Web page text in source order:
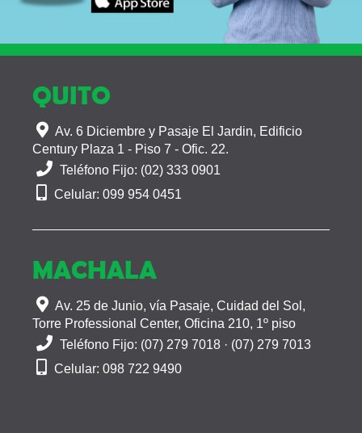
QUITO
Av. 6 Diciembre y Pasaje El Jardin, Edificio
Century Plaza 1 - Piso 7 - Ofic. 22.
Teléfono Fijo: (02) 333 0901
Celular: 099 954 0451
MACHALA
Av. 25 de Junio, vía Pasaje, Cuidad del Sol,
Torre Professional Center, Oficina 210, 1º piso
Teléfono Fijo: (07) 279 7018 · (07) 279 7013
Celular: 098 722 9490